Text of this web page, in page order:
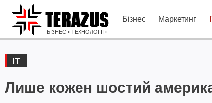
БІЗНЕС • ТЕХНОЛОГІЇ •
ІДЕЇ
Бізнес Маркетинг
IT
Лише кожен шостий